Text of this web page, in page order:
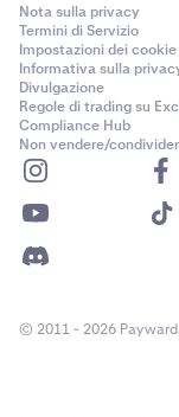
Nota sulla privacy
Termini di Servizio
Impostazioni dei cookie
Informativa sulla
Divulgazione
Regole di trading su
Compliance Hub
Non vendere/
© 2011 - 2026